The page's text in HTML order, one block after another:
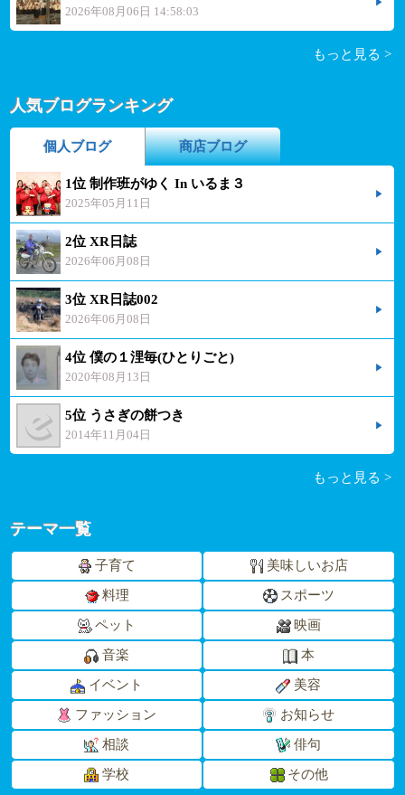
2026年08月06日 14:58:03
もっと見る >
人気ブログランキング
個人ブログ 商店ブログ
1位 制作班がゆく In いるま３
2025年05月11日
2位 XR日誌
2026年06月08日
3位 XR日誌002
2026年06月08日
4位 僕の１浬毎(ひとりごと)
2020年08月13日
5位 うさぎの餅つき
2014年11月04日
もっと見る >
テーマ一覧
子育て 美味しいお店
料理 スポーツ
ペット 映画
音楽 本
イベント 美容
ファッション お知らせ
相談 俳句
学校 その他